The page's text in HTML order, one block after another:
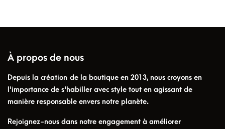
À propos de nous
Depuis la création de la boutique en 2013, nous croyons en
l'importance de s'habiller avec style tout en agissant de
manière responsable envers notre planète.
Rejoignez-nous dans notre engagement à améliorer